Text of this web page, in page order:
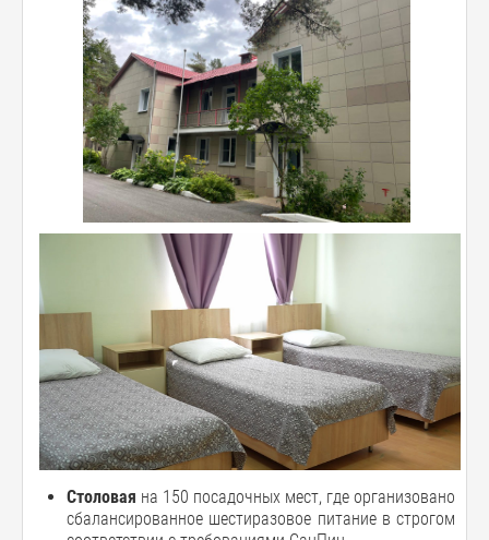
Столовая на 150 посадочных мест, где организовано
сбалансированное шестиразовое питание в строгом